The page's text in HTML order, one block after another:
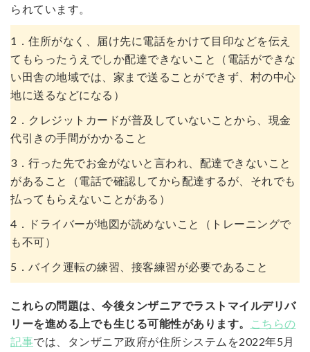
られています。
1．住所がなく、届け先に電話をかけて目印などを伝え
てもらったうえでしか配達できないこと（電話ができな
い田舎の地域では、家まで送ることができず、村の中心
地に送るなどになる）
2．クレジットカードが普及していないことから、現金
代引きの手間がかかること
3．行った先でお金がないと言われ、配達できないこと
があること（電話で確認してから配達するが、それでも
払ってもらえないことがある）
4．ドライバーが地図が読めないこと（トレーニングで
も不可）
5．バイク運転の練習、接客練習が必要であること
これらの問題は、今後タンザニアでラストマイルデリバ
リーを進める上でも生じる可能性があります。
こちらの
記事では、タンザニア政府が住所システムを2022年5月